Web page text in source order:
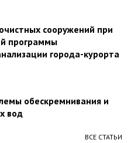
сооружений при
программы
города-курорта
обескремнивания и
вод
ВСЕ СТАТЬИ